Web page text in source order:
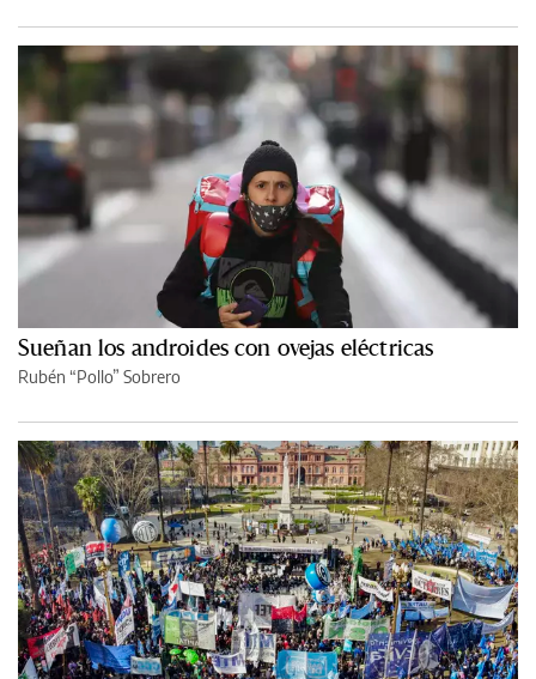
Sueñan los androides con ovejas eléctricas
Rubén “Pollo” Sobrero